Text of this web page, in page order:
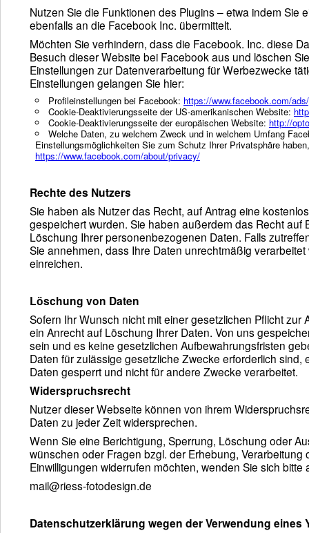
Nutzen Sie die Funktionen des Plugins – etwa indem Sie
ebenfalls an die Facebook Inc. übermittelt.
Möchten Sie verhindern, dass die Facebook. Inc. diese
Besuch dieser Website bei Facebook aus und löschen
Einstellungen zur Datenverarbeitung für Werbezwecke
Einstellungen gelangen Sie hier:
Profileinstellungen bei Facebook: https://www.facebook.com/
Cookie-Deaktivierungsseite der US-amerikanischen Website:
Cookie-Deaktivierungsseite der europäischen Website: http://
Welche Daten, zu welchem Zweck und in welchem Umfang
Einstellungsmöglichkeiten Sie zum Schutz Ihrer Privatsphäre
https://www.facebook.com/about/privacy/
Rechte des Nutzers
Sie haben als Nutzer das Recht, auf Antrag eine
gespeichert wurden. Sie haben außerdem das Recht
Löschung Ihrer personenbezogenen Daten. Falls
Sie annehmen, dass Ihre Daten unrechtmäßig
einreichen.
Löschung von Daten
Sofern Ihr Wunsch nicht mit einer gesetzlichen Pflicht
ein Anrecht auf Löschung Ihrer Daten. Von uns
sein und es keine gesetzlichen Aufbewahrungsfristen
Daten für zulässige gesetzliche Zwecke erforderlich
Daten gesperrt und nicht für andere Zwecke verarbeitet.
Widerspruchsrecht
Nutzer dieser Webseite können von ihrem
Daten zu jeder Zeit widersprechen.
Wenn Sie eine Berichtigung, Sperrung, Löschung oder
wünschen oder Fragen bzgl. der Erhebung,
Einwilligungen widerrufen möchten, wenden Sie sich
mail@riess-fotodesign.de
Datenschutzerklärung wegen der Verwendung eines